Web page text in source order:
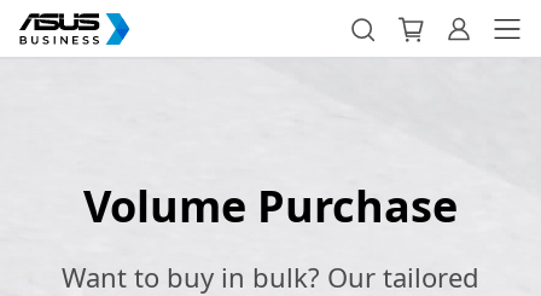
Volume Purchase
Want to buy in bulk? Our tailored